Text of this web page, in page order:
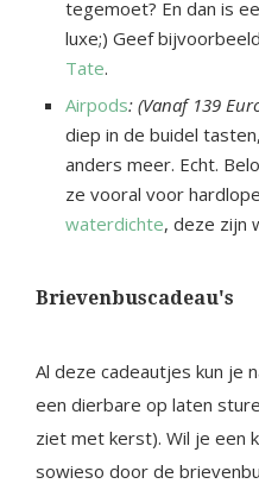
tegemoet? En dan is
luxe;) Geef
Tate.
Airpods: (Vanaf 139
diep in de buidel
anders meer. Echt.
ze vooral voor
waterdichte, deze zijn
Brievenbuscadeau's
Al deze cadeautjes kun je
een dierbare op laten
ziet met kerst). Wil je een
sowieso door de